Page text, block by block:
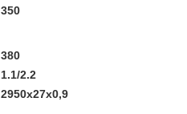
350
380
1.1/2.2
2950x27x0,9